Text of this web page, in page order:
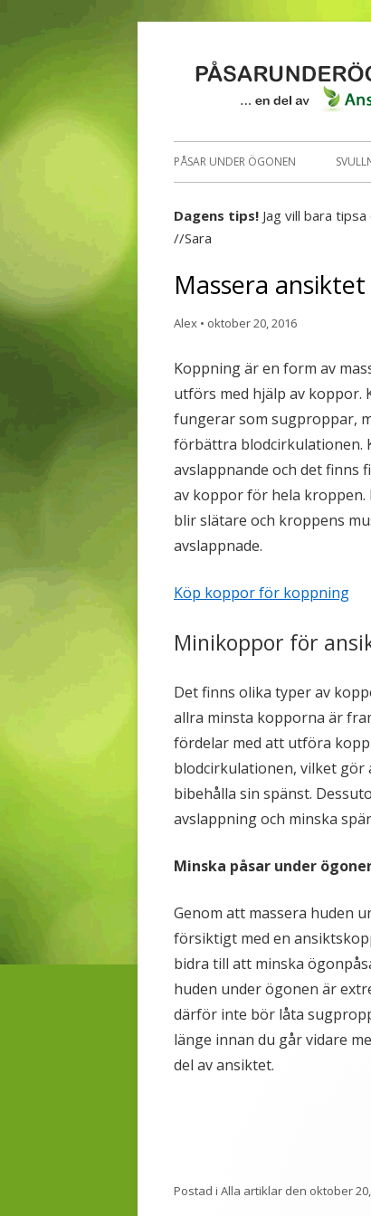
PÅSAR UNDER ÖGONEN
Dagens tips! Jag vill bara
//Sara
Massera
Alex • oktober 20, 2016
Koppning är en form av
utförs med hjälp av koppor.
fungerar som sugproppar,
förbättra blodcirkulationen.
avslappnande och det finns
av koppor för hela kroppen.
blir slätare och kroppens
avslappnade.
Köp koppor för koppning
Minikoppor för
Det finns olika typer av
allra minsta kopporna är
fördelar med att utföra
blodcirkulationen, vilket
bibehålla sin spänst.
avslappning och minska
Minska påsar under
Genom att massera huden
försiktigt med en
bidra till att minska
huden under ögonen är
därför inte bör låta
länge innan du går vidare
del av ansiktet.
Postad i Alla artiklar den oktober